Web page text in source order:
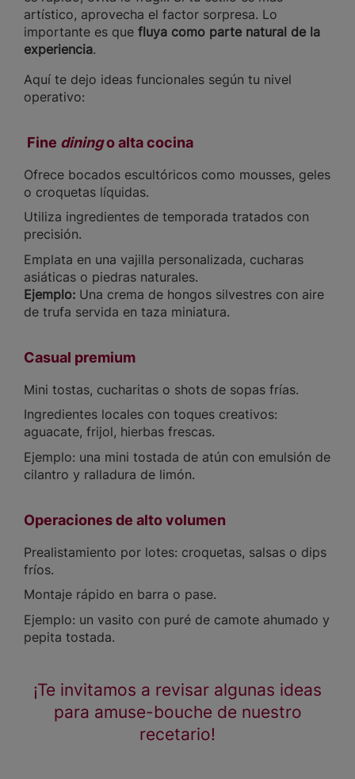
artístico, aprovecha el factor sorpresa. Lo
importante es que fluya como parte natural de la
experiencia.
Aquí te dejo ideas funcionales según tu nivel
operativo:
Fine diningo alta cocina
Ofrece bocados escultóricos como mousses, geles
o croquetas líquidas.
Utiliza ingredientes de temporada tratados con
precisión.
Emplata en una vajilla personalizada, cucharas
asiáticas o piedras naturales.
Ejemplo: Una crema de hongos silvestres con aire
de trufa servida en taza miniatura.
Casual premium
Mini tostas, cucharitas o shots de sopas frías.
Ingredientes locales con toques creativos:
aguacate, frijol, hierbas frescas.
Ejemplo: una mini tostada de atún con emulsión de
cilantro y ralladura de limón.
Operaciones de alto volumen
Prealistamiento por lotes: croquetas, salsas o dips
fríos.
Montaje rápido en barra o pase.
Ejemplo: un vasito con puré de camote ahumado y
pepita tostada.
¡Te invitamos a revisar algunas ideas
para amuse-bouche de nuestro
recetario!